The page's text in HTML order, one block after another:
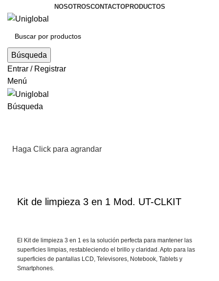
NOSOTROSCONTACTOPRODUCTOS
Búsqueda
Entrar / Registrar
Menú
Búsqueda
Haga Click para agrandar
Kit de limpieza 3 en 1 Mod. UT-CLKIT
El Kit de limpieza 3 en 1 es la solución perfecta para mantener las
superficies limpias, restableciendo el brillo y claridad. Apto para las
superficies de pantallas LCD, Televisores, Notebook, Tablets y
Smartphones.